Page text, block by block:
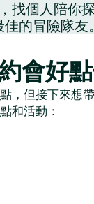
找個人陪你
的冒險隊友
會好
，但接下來想
和活動：